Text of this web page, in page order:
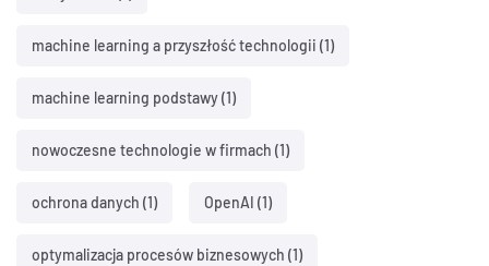
machine learning a przyszłość technologii (1)
machine learning podstawy(1)
nowoczesne technologie w firmach (1)
ochrona danych (1) OpenAI (1)
optymalizacja procesów biznesowych (1)